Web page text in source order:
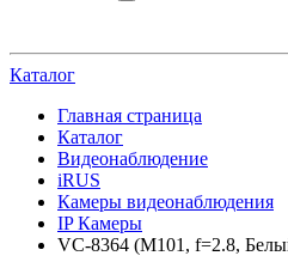
Каталог
Главная страница
Каталог
Видеонаблюдение
iRUS
Камеры видеонаблюдения
IP Камеры
VC-8364 (M101, f=2.8,